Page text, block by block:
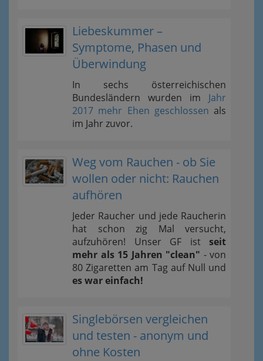
Liebeskummer –
Symptome, Phasen und
Überwindung
In sechs österreichischen
Bundesländern wurden im Jahr
2017 mehr Ehen geschlossen als
im Jahr zuvor.
Weg vom Rauchen - ob Sie
wollen oder nicht: Rauchen
aufhören
Jeder Raucher und jede Raucherin
hat schon zig Mal versucht,
aufzuhören! Unser GF ist seit
mehr als 15 Jahren "clean" - von
80 Zigaretten am Tag auf Null und
es war einfach!
Singlebörsen vergleichen
und testen - anonym und
ohne Kosten